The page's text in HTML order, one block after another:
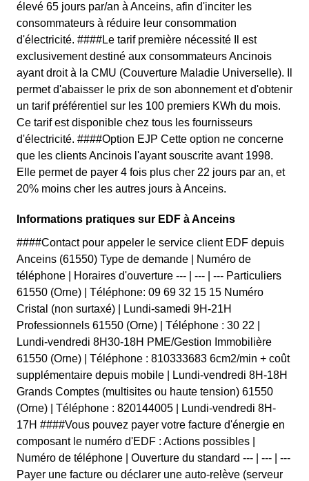
élevé 65 jours par/an à Anceins, afin d'inciter les
consommateurs à réduire leur consommation
d'électricité. ####Le tarif première nécessité Il est
exclusivement destiné aux consommateurs Ancinois
ayant droit à la CMU (Couverture Maladie Universelle). Il
permet d'abaisser le prix de son abonnement et d'obtenir
un tarif préférentiel sur les 100 premiers KWh du mois.
Ce tarif est disponible chez tous les fournisseurs
d'électricité. ####Option EJP Cette option ne concerne
que les clients Ancinois l'ayant souscrite avant 1998.
Elle permet de payer 4 fois plus cher 22 jours par an, et
20% moins cher les autres jours à Anceins.
Informations pratiques sur EDF à Anceins
####Contact pour appeler le service client EDF depuis
Anceins (61550) Type de demande | Numéro de
téléphone | Horaires d'ouverture --- | --- | --- Particuliers
61550 (Orne) | Téléphone: 09 69 32 15 15 Numéro
Cristal (non surtaxé) | Lundi-samedi 9H-21H
Professionnels 61550 (Orne) | Téléphone : 30 22 |
Lundi-vendredi 8H30-18H PME/Gestion Immobilière
61550 (Orne) | Téléphone : 810333683 6cm2/min + coût
supplémentaire depuis mobile | Lundi-vendredi 8H-18H
Grands Comptes (multisites ou haute tension) 61550
(Orne) | Téléphone : 820144005 | Lundi-vendredi 8H-
17H ####Vous pouvez payer votre facture d'énergie en
composant le numéro d'EDF : Actions possibles |
Numéro de téléphone | Ouverture du standard --- | --- | ---
Payer une facture ou déclarer une auto-relève (serveur